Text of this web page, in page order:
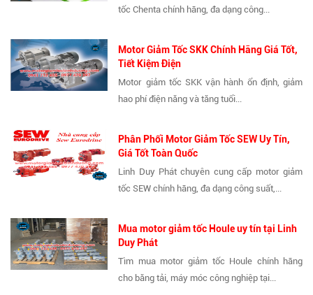
tốc Chenta chính hãng, đa dạng công...
Motor Giảm Tốc SKK Chính Hãng Giá Tốt,
Tiết Kiệm Điện
Motor giảm tốc SKK vận hành ổn định, giảm
hao phí điện năng và tăng tuổi...
Phân Phối Motor Giảm Tốc SEW Uy Tín,
Giá Tốt Toàn Quốc
Linh Duy Phát chuyên cung cấp motor giảm
tốc SEW chính hãng, đa dạng công suất,...
Mua motor giảm tốc Houle uy tín tại Linh
Duy Phát
Tìm mua motor giảm tốc Houle chính hãng
cho băng tải, máy móc công nghiệp tại...